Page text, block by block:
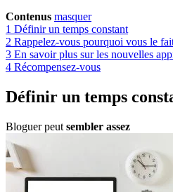
Contenus masquer
1 Définir un temps constant
2 Rappelez-vous pourquoi vous le
3 En savoir plus sur les nouvelles
4 Récompensez-vous
Définir un temps
Bloguer peut sembler assez